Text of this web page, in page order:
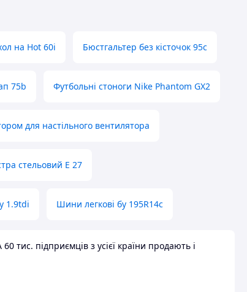
на Hot 60i Бюстгальтер без кісточок 95с
75b Футбольні стоноги Nike Phantom GX2
для настільного вентилятора
стельовий E 27
1.9tdi Шини легкові бу 195R14c
тис. підприємців з усієї країни продають і